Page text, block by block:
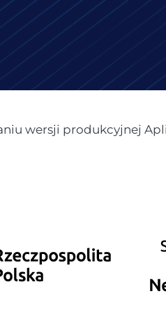
wersji produkcyjnej